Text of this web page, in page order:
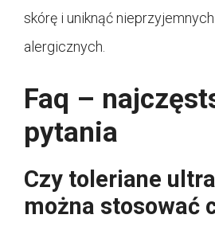
skórę i uniknąć
alergicznych.
Faq –
pytania
Czy toleriane
można stosować